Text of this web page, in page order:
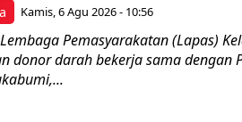
Kamis, 6 Agu 2026 - 10:56
Pemasyarakatan (Lapas)
donor darah bekerja sama dengan